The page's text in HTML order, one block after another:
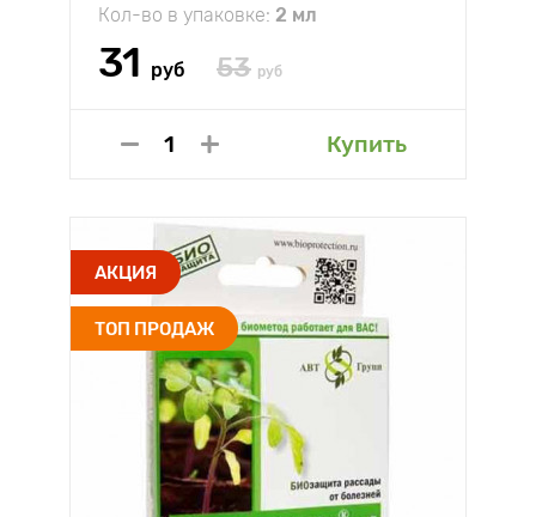
Кол-во в упаковке: 2 мл
31 руб 53 руб
Купить
АКЦИЯ
ТОП ПРОДАЖ